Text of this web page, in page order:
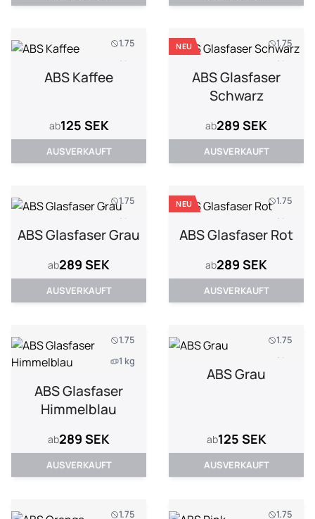
1.75
1 kg
ABS Kaffee
ab125 SEK
AUSVERKAUFT
1.75
1 kg
NEU
ABS Glasfaser
Schwarz
ab289 SEK
AUSVERKAUFT
1.75
1 kg
ABS Glasfaser Grau
ab289 SEK
AUSVERKAUFT
1.75
1 kg
NEU
ABS Glasfaser Rot
ab289 SEK
AUSVERKAUFT
1.75
1 kg
ABS Glasfaser
Himmelblau
ab289 SEK
AUSVERKAUFT
1.75
1 kg
ABS Grau
ab125 SEK
AUSVERKAUFT
1.75 1.75